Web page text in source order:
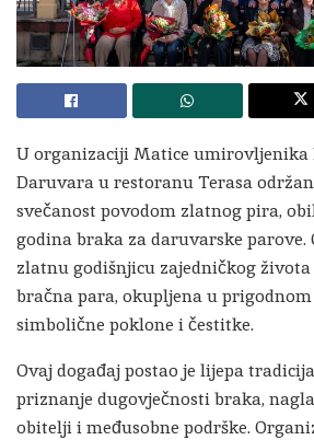
U organizaciji Matice umirovljenika
Daruvara u restoranu Terasa
svečanost povodom zlatnog pira,
godina braka za daruvarske parove.
zlatnu godišnjicu zajedničkog
bračna para, okupljena u
simbolične poklone i čestitke.
Ovaj događaj postao je lijepa
priznanje dugovječnosti braka,
obitelji i međusobne podrške.